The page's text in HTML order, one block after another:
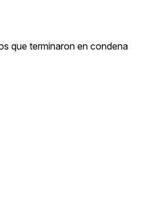
que terminaron en condena